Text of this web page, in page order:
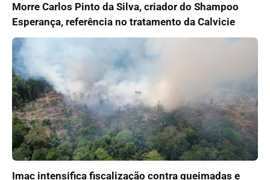
Morre Carlos Pinto da Silva, criador do Shampoo
Esperança, referência no tratamento da Calvicie
Imac intensifica fiscalização contra queimadas e